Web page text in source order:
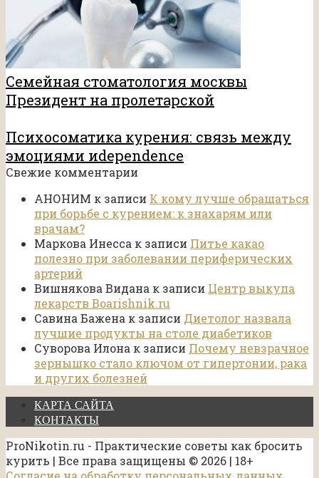
Семейная стоматология москвы
Президент на пролетарской
Психосоматика курения: связь между
эмоциями иdependence
Свежие комментарии
АНОНИМ к записи К кому лучше обращаться
при борьбе с курением: к знахарям или
врачам?
Маркова Инесса к записи Питье какао
полезно при заболевании периферических
артерий
Вишнякова Видана к записи Центр выкупа
лекарств Boarishnik.ru
Савина Бажена к записи Диетолог назвала
лучшие продукты на столе диабетиков
Суворова Илона к записи Почему невзрачное
зернышко стало ключом от гипертонии, рака
и других болезней
КАРТА САЙТА
КОНТАКТЫ
ProNikotin.ru - Практические советы как бросить
курить | Все права защищены © 2026 | 18+